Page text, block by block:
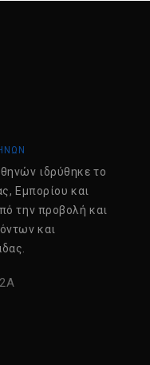
ιδρύθηκε το
Εμπορίου και
την προβολή και
και